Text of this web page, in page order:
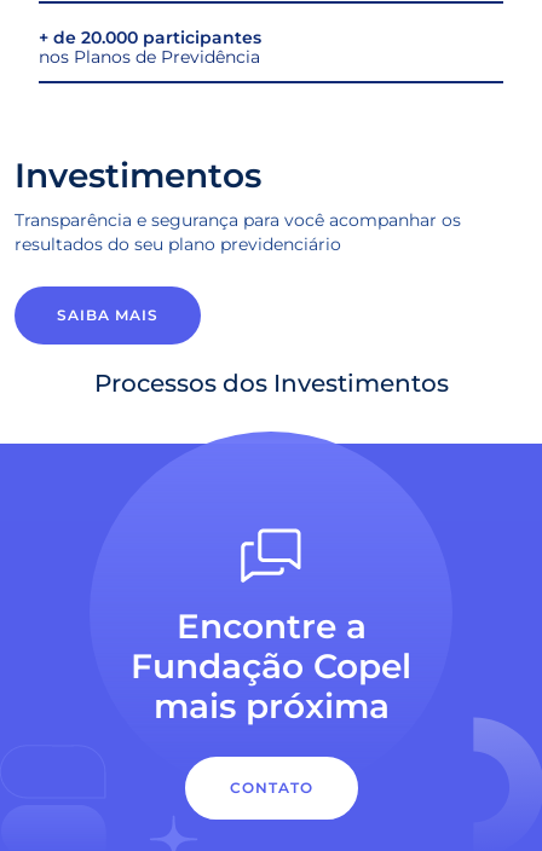
+ de 20.000 participantes
nos Planos de Previdência
Investimentos
Transparência e segurança para você acompanhar os
resultados do seu plano previdenciário
SAIBA MAIS
Processos dos Investimentos
Encontre a
Fundação Copel
mais próxima
CONTATO